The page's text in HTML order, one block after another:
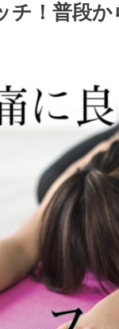
チ！普段